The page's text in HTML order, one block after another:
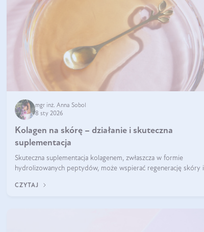
mgr inż. Anna Sobol
8 sty 2026
Kolagen na skórę – działanie i skuteczna
suplementacja
Skuteczna suplementacja kolagenem, zwłaszcza w formie
hydrolizowanych peptydów, może wspierać regenerację skóry i
regularnością stosowania.
CZYTAJ